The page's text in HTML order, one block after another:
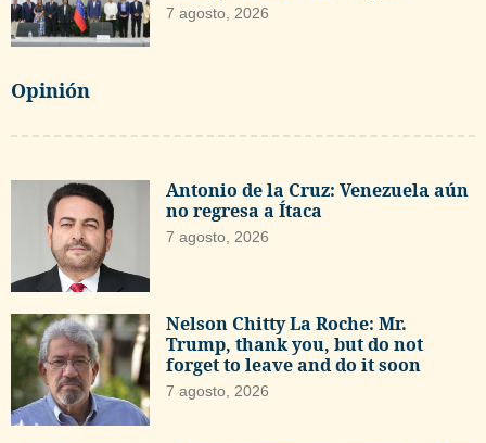
7 agosto, 2026
Opinión
Antonio de la Cruz: Venezuela aún
no regresa a Ítaca
7 agosto, 2026
Nelson Chitty La Roche: Mr.
Trump, thank you, but do not
forget to leave and do it soon
7 agosto, 2026